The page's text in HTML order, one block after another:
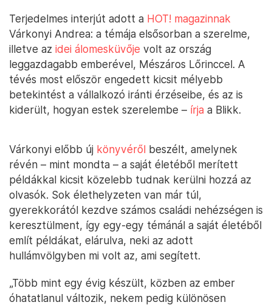
Terjedelmes interjút adott a HOT! magazinnak
Várkonyi Andrea: a témája elsősorban a szerelme,
illetve az idei álomesküvője volt az ország
leggazdagabb emberével, Mészáros Lőrinccel. A
tévés most először engedett kicsit mélyebb
betekintést a vállalkozó iránti érzéseibe, és az is
kiderült, hogyan estek szerelembe – írja a Blikk.
Várkonyi előbb új könyvéről beszélt, amelynek
révén – mint mondta – a saját életéből merített
példákkal kicsit közelebb tudnak kerülni hozzá az
olvasók. Sok élethelyzeten van már túl,
gyerekkorától kezdve számos családi nehézségen is
keresztülment, így egy-egy témánál a saját életéből
említ példákat, elárulva, neki az adott
hullámvölgyben mi volt az, ami segített.
„Több mint egy évig készült, közben az ember
óhatatlanul változik, nekem pedig különösen